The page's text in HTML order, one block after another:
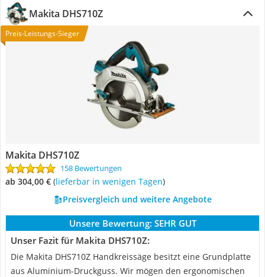
Makita DHS710Z
Preis-Leistungs-Sieger
Makita DHS710Z
158 Bewertungen
ab 304,00 € ( Lieferbar in wenigen Tagen)
Preisvergleich und weitere Angebote
Unsere Bewertung: SEHR GUT
Unser Fazit für Makita DHS710Z:
Die Makita DHS710Z Handkreissäge besitzt eine Grundplatte
aus Aluminium-Druckguss. Wir mögen den ergonomischen